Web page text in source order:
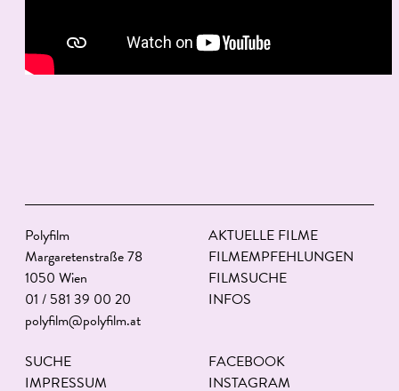
Polyfilm
Margaretenstraße 78
1050 Wien
01 / 581 39 00 20
polyfilm@polyfilm.at
AKTUELLE FILME
FILMEMPFEHLUNGEN
FILMSUCHE
INFOS
SUCHE
IMPRESSUM
FACEBOOK
INSTAGRAM